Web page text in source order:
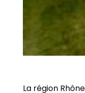
La région